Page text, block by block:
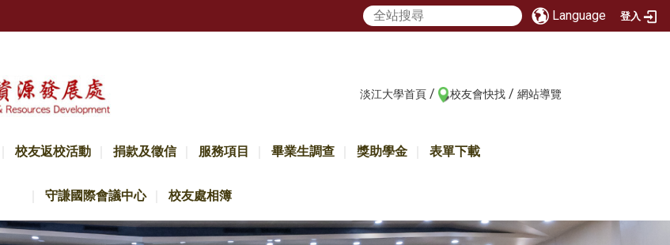
Language 登入
淡江大學首頁 / 校友會快找 / 網站導覽
校友返校活動 捐款及徵信 服務項目 畢業生調查 獎助學金 表單下載
守謙國際會議中心 校友處相簿